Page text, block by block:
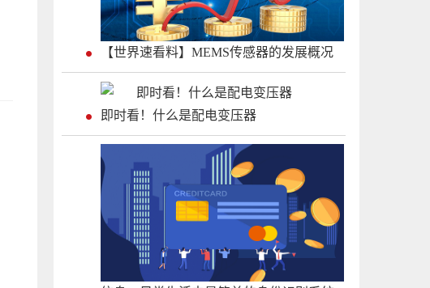
【世界速看料】MEMS传感器的发展概况
即时看！什么是配电变压器